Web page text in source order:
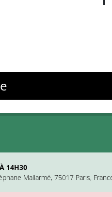
14H30
Mallarmé, 75017 Paris,